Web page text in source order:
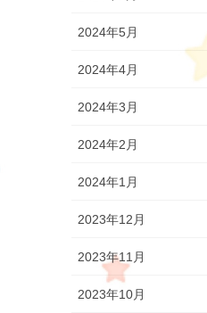
2024年5月
2024年4月
2024年3月
2024年2月
2024年1月
2023年12月
2023年11月
2023年10月